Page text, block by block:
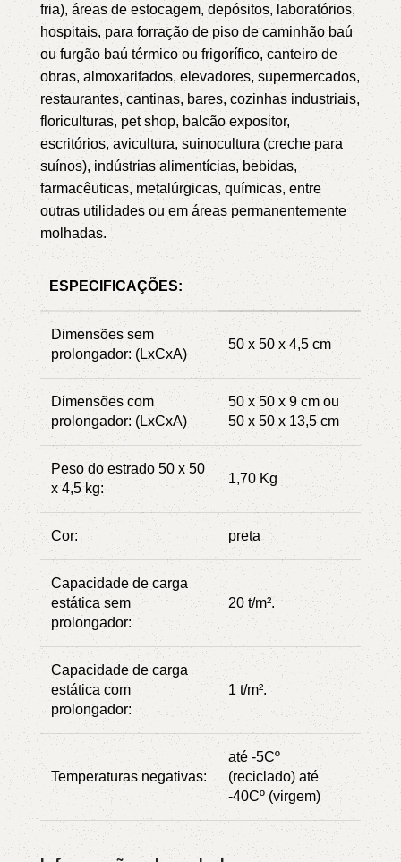
fria), áreas de estocagem, depósitos, laboratórios,
hospitais, para forração de piso de caminhão baú
ou furgão baú térmico ou frigorífico, canteiro de
obras, almoxarifados, elevadores, supermercados,
restaurantes, cantinas, bares, cozinhas industriais,
floriculturas, pet shop, balcão expositor,
escritórios, avicultura, suinocultura (creche para
suínos), indústrias alimentícias, bebidas,
farmacêuticas, metalúrgicas, químicas, entre
outras utilidades ou em áreas permanentemente
molhadas.
ESPECIFICAÇÕES:
Dimensões sem
prolongador: (LxCxA)
50 x 50 x 4,5 cm
Dimensões com
prolongador: (LxCxA)
50 x 50 x 9 cm ou
50 x 50 x 13,5 cm
Peso do estrado 50 x 50
x 4,5 kg:
1,70 Kg
Cor: preta
Capacidade de carga
estática sem
prolongador:
20 t/m².
Capacidade de carga
estática com
prolongador:
1 t/m².
Temperaturas negativas:
até -5Cº
(reciclado) até
-40Cº (virgem)